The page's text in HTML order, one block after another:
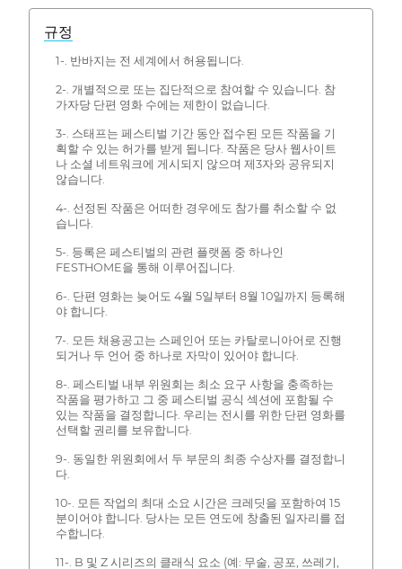
규정
1-. 반바지는 전 세계에서 허용됩니다.
2-. 개별적으로 또는 집단적으로 참여할 수 있습니다. 참
가자당 단편 영화 수에는 제한이 없습니다.
3-. 스태프는 페스티벌 기간 동안 접수된 모든 작품을 기
획할 수 있는 허가를 받게 됩니다. 작품은 당사 웹사이트
나 소셜 네트워크에 게시되지 않으며 제3자와 공유되지
않습니다.
4-. 선정된 작품은 어떠한 경우에도 참가를 취소할 수 없
습니다.
5-. 등록은 페스티벌의 관련 플랫폼 중 하나인
FESTHOME을 통해 이루어집니다.
6-. 단편 영화는 늦어도 4월 5일부터 8월 10일까지 등록해
야 합니다.
7-. 모든 채용공고는 스페인어 또는 카탈로니아어로 진행
되거나 두 언어 중 하나로 자막이 있어야 합니다.
8-. 페스티벌 내부 위원회는 최소 요구 사항을 충족하는
작품을 평가하고 그 중 페스티벌 공식 섹션에 포함될 수
있는 작품을 결정합니다. 우리는 전시를 위한 단편 영화를
선택할 권리를 보유합니다.
9-. 동일한 위원회에서 두 부문의 최종 수상자를 결정합니
다.
10-. 모든 작업의 최대 소요 시간은 크레딧을 포함하여 15
분이어야 합니다. 당사는 모든 연도에 창출된 일자리를 접
수합니다.
11-. B 및 Z 시리즈의 클래식 요소 (예: 무술, 공포, 쓰레기,